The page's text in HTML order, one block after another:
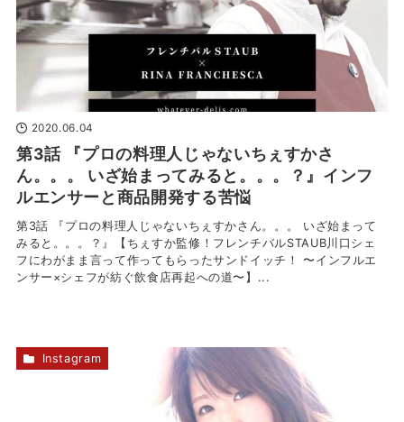
2020.06.04
第3話 『プロの料理人じゃないちぇすかさ
ん。。。 いざ始まってみると。。。？』インフ
ルエンサーと商品開発する苦悩
第3話 『プロの料理人じゃないちぇすかさん。。。 いざ始まって
みると。。。？』【ちぇすか監修！フレンチバルSTAUB川口シェ
フにわがまま言って作ってもらったサンドイッチ！ 〜インフルエ
ンサー×シェフが紡ぐ飲食店再起への道〜】...
Instagram